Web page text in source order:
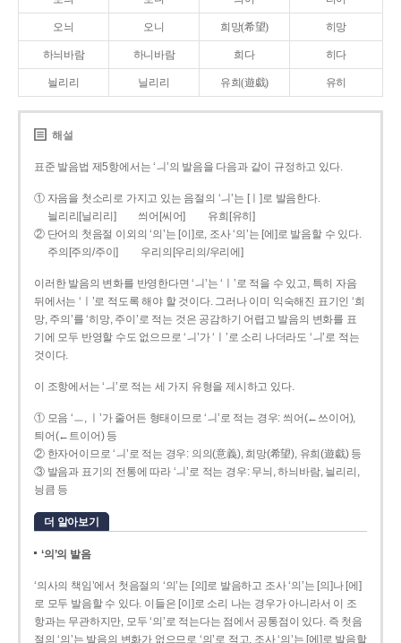
오늬 오니 희망(希望) 히망
하늬바람 하니바람 희다 히다
늴리리 닐리리 유희(遊戱) 유히
해설
표준 발음법 제5항에서는 ‘ㅢ’의 발음을 다음과 같이 규정하고 있다.
① 자음을 첫소리로 가지고 있는 음절의 ‘ㅢ’는 [ㅣ]로 발음한다.
늴리리[닐리리]
씌어[씨어]
유희[유히]
② 단어의 첫음절 이외의 ‘의’는 [이]로, 조사 ‘의’는 [에]로 발음할 수 있다.
주의[주의/주이]
우리의[우리의/우리에]
이러한 발음의 변화를 반영한다면 ‘ㅢ’는 ‘ㅣ’로 적을 수 있고, 특히 자음
뒤에서는 ‘ㅣ’로 적도록 해야 할 것이다. 그러나 이미 익숙해진 표기인 ‘희
망, 주의’를 ‘히망, 주이’로 적는 것은 공감하기 어렵고 발음의 변화를 표
기에 모두 반영할 수도 없으므로 ‘ㅢ’가 ‘ㅣ’로 소리 나더라도 ‘ㅢ’로 적는
것이다.
이 조항에서는 ‘ㅢ’로 적는 세 가지 유형을 제시하고 있다.
① 모음 ‘ㅡ, ㅣ’가 줄어든 형태이므로 ‘ㅢ’로 적는 경우: 씌어(←쓰이어),
틔어(←트이어) 등
② 한자어이므로 ‘ㅢ’로 적는 경우: 의의(意義), 희망(希望), 유희(遊戱) 등
③ 발음과 표기의 전통에 따라 ‘ㅢ’로 적는 경우: 무늬, 하늬바람, 늴리리,
닁큼 등
더 알아보기
‘의’의 발음
‘의사의 책임’에서 첫음절의 ‘의’는 [의]로 발음하고 조사 ‘의’는 [의]나 [에]
로 모두 발음할 수 있다. 이들은 [이]로 소리 나는 경우가 아니라서 이 조
항과는 무관하지만, 모두 ‘의’로 적는다는 점에서 공통점이 있다. 즉 첫음
절의 ‘의’는 발음의 변화가 없으므로 ‘의’로 적고, 조사 ‘의’는 [에]로 발음할